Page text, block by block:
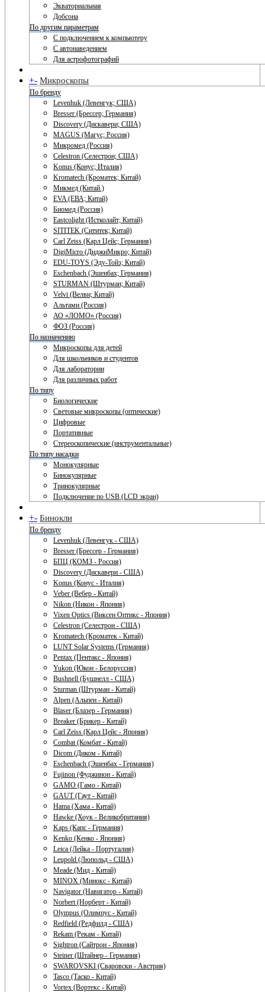
Экваториальная
Добсона
По другим параметрам
С подключением к компьютеру
С автонаведением
Для астрофотографий
+- Микроскопы
По бренду
Levenhuk (Левенгук; США)
Bresser (Брессер; Германия)
Discovery (Дискавери; США)
MAGUS (Магус; Россия)
Микромед (Россия)
Celestron (Селестрон; США)
Konus (Конус; Италия)
Kromatech (Кроматек; Китай)
Микмед (Китай.)
EVA (ЕВА; Китай)
Биомед (Россия)
Eastcolight (Истколайт; Китай)
SITITEK (Сититек; Китай)
Carl Zeiss (Карл Цейс; Германия)
DigiMicro (ДиджиМикро; Китай)
EDU-TOYS (Эду-Тойз; Китай)
Eschenbach (Эшенбах; Германия)
STURMAN (Штурман; Китай)
Velvi (Велви; Китай)
Альтами (Россия)
АО «ЛОМО» (Россия)
ФОЗ (Россия)
По назначению
Микроскопы для детей
Для школьников и студентов
Для лаборатории
Для различных работ
По типу
Биологические
Световые микроскопы (оптические)
Цифровые
Портативные
Стереоскопические (инструментальные)
По типу насадки
Монокулярные
Бинокулярные
Тринокулярные
Подключение по USB (LCD экран)
+- Бинокли
По бренду
Levenhuk (Левенгук - США)
Bresser (Брессер - Германия)
БПЦ (КОМЗ - Россия)
Discovery (Дискавери - США)
Konus (Конус - Италия)
Veber (Вебер - Китай)
Nikon (Никон - Япония)
Vixen Optics (Виксен Оптикс - Япония)
Celestron (Селестрон - США)
Kromatech (Кроматек - Китай)
LUNT Solar Systems (Германия)
Pentax (Пентакс - Япония)
Yukon (Юкон - Белоруссия)
Bushnell (Бушнелл - США)
Sturman (Штурман - Китай)
Alpen (Альпен - Китай)
Blaser (Блазер - Германия)
Breaker (Брикер - Китай)
Carl Zeiss (Карл Цейс - Япония)
Combat (Комбат - Китай)
Dicom (Диком - Китай)
Eschenbach (Эшенбах - Германия)
Fujinon (Фуджинон - Китай)
GAMO (Гамо - Китай)
GAUT (Гаут - Китай)
Hama (Хама - Китай)
Hawke (Хоук - Великобритания)
Kaps (Капс - Германия)
Kenko (Кенко - Япония)
Leica (Лейка - Португалия)
Leupold (Люпольд - США)
Meade (Мид - Китай)
MINOX (Минокс - Китай)
Navigator (Навигатор - Китай)
Norbert (Норберт - Китай)
Olympus (Олимпус - Китай)
Redfield (Редфилд - США)
Rekam (Рекам - Китай)
Sightron (Сайтрон - Япония)
Steiner (Штайнер - Германия)
SWAROVSKI (Сваровски - Австрия)
Tasco (Таско - Китай)
Vortex (Вортекс - Китай)